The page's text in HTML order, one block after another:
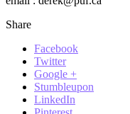
Share
Facebook
Twitter
Google +
Stumbleupon
LinkedIn